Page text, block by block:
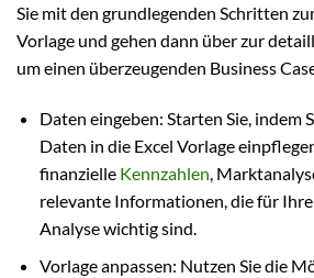
Sie mit den grundlegenden Schritten
Vorlage und gehen dann über zur
um einen überzeugenden Business
Daten eingeben: Starten Sie, indem
Daten in die Excel Vorlage
finanzielle Kennzahlen ,
relevante Informationen, die für Ihre
Analyse wichtig sind.
Vorlage anpassen: Nutzen Sie die